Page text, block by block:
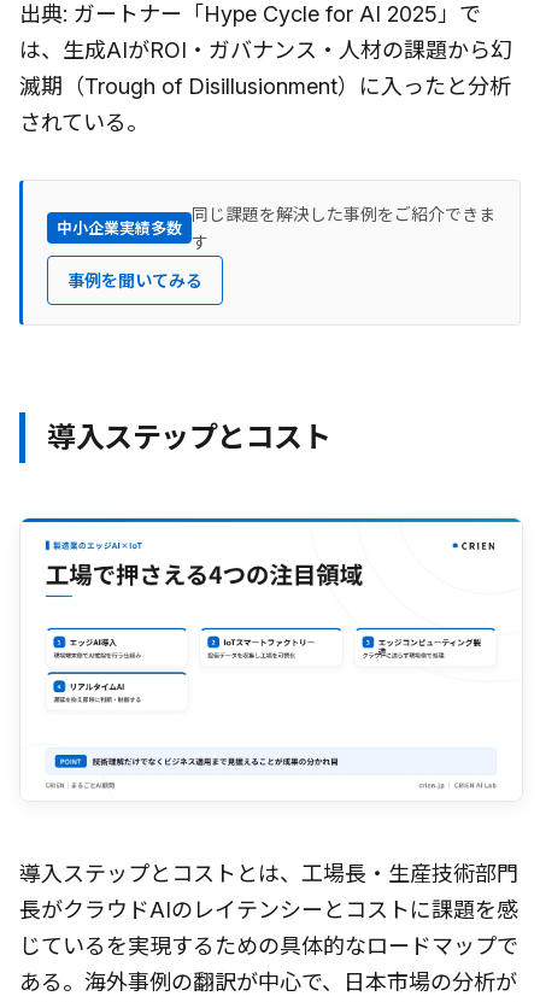
出典: ガートナー「Hype Cycle for AI 2025」で
は、生成AIがROI・ガバナンス・人材の課題から幻
滅期（Trough of Disillusionment）に入ったと分析
されている。
中小企業実績多数
同じ課題を解決した事例をご紹介できま
す
事例を聞いてみる
導入ステップとコスト
導入ステップとコストとは、工場長・生産技術部門
長がクラウドAIのレイテンシーとコストに課題を感
じているを実現するための具体的なロードマップで
ある。海外事例の翻訳が中心で、日本市場の分析が